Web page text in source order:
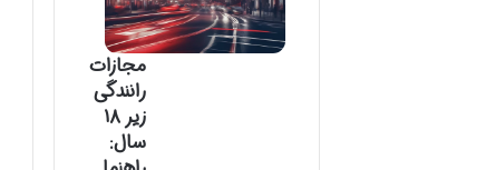
مجازات
رانندگی
زیر ۱۸
سال: